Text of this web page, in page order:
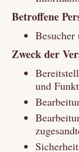
Betroffene
Besucher
Zweck der
und